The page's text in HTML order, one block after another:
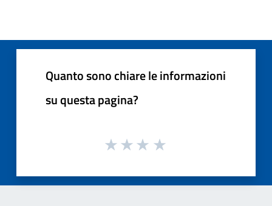
Quanto sono chiare le informazioni
su questa pagina?